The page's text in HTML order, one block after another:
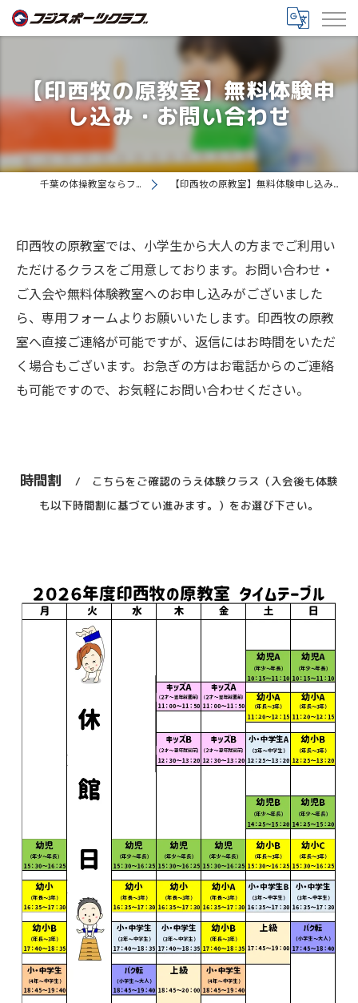
【印西牧の原教室】無料体験申
し込み・お問い合わせ
千葉の体操教室ならフジスポーツクラブ 【印西牧の原教室】無料体験申し込み・質問・各種お問い合わせ
印西牧の原教室では、小学生から大人の方までご利用い
ただけるクラスをご用意しております。お問い合わせ・
ご入会や無料体験教室へのお申し込みがございました
ら、専用フォームよりお願いいたします。印西牧の原教
室へ直接ご連絡が可能ですが、返信にはお時間をいただ
く場合もございます。お急ぎの方はお電話からのご連絡
も可能ですので、お気軽にお問い合わせください。
時間割
こちらをご確認のうえ体験クラス（入会後も体験
も以下時間割に基づてい進みます。）をお選び下さい。